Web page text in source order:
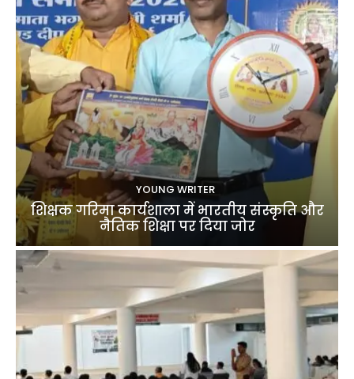
YOUNG WRITER
शिक्षक गरिमा कार्यशाला में भारतीय संस्कृति और
नैतिक शिक्षा पर दिया जोर